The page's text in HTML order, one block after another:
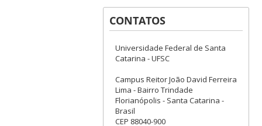
CONTATOS
Universidade Federal de Santa
Catarina - UFSC
Campus Reitor João David Ferreira
Lima - Bairro Trindade
Florianópolis - Santa Catarina -
Brasil
CEP 88040-900